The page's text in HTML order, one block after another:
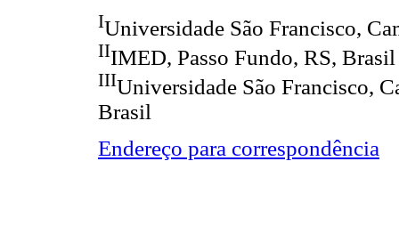
IUniversidade São Francisco,
IIIMED, Passo Fundo, RS, Brasil
IIIUniversidade São Francisco,
Brasil
Endereço para correspondência